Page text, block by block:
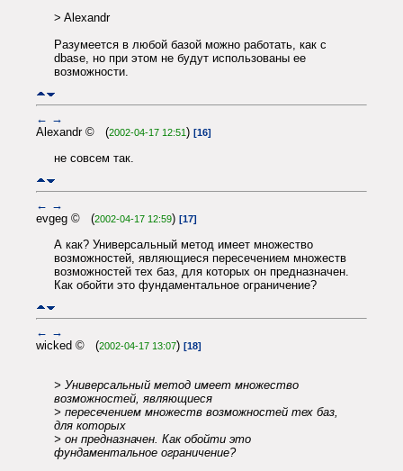
> Alexandr
Разумеется в любой базой можно работать, как с
dbase, но при этом не будут использованы ее
возможности.
← →
Alexandr © (2002-04-17 12:51 ) [16]
не совсем так.
← →
evgeg © (2002-04-17 12:59) [17]
А как? Универсальный метод имеет множество
возможностей, являющиеся пересечением множеств
возможностей тех баз, для которых он предназначен.
Как обойти это фундаментальное ограничение?
← →
wicked © (2002-04-17 13:07) [18]
> Универсальный метод имеет множество
возможностей, являющиеся
> пересечением множеств возможностей тех баз,
для которых
> он предназначен. Как обойти это
фундаментальное ограничение?